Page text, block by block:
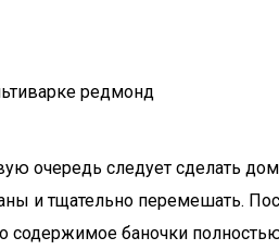
очередь следует сделать
и тщательно перемешать.
содержимое баночки